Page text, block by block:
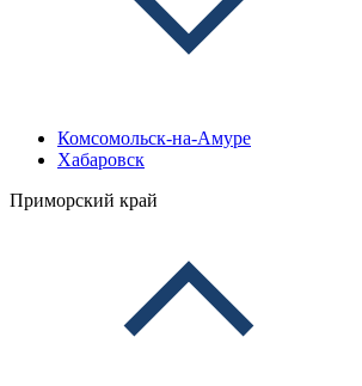
Комсомольск-на-Амуре
Хабаровск
Приморский край